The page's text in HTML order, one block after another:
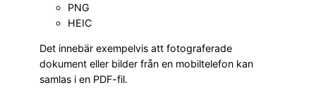
PNG
HEIC
Det innebär exempelvis att fotograferade
dokument eller bilder från en mobiltelefon kan
samlas i en PDF-fil.